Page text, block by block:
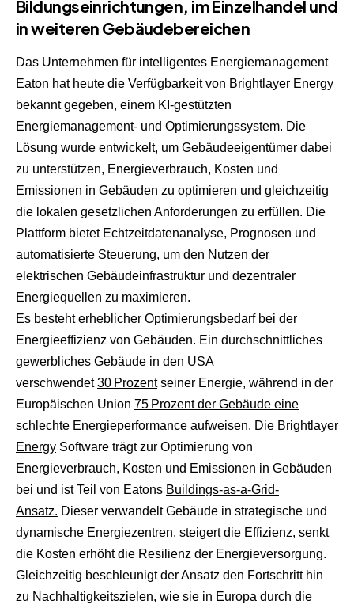
Bildungseinrichtungen, im Einzelhandel und
in weiteren Gebäudebereichen
Das Unternehmen für intelligentes Energiemanagement
Eaton hat heute die Verfügbarkeit von Brightlayer Energy
bekannt gegeben, einem KI‑gestützten
Energiemanagement- und Optimierungssystem. Die
Lösung wurde entwickelt, um Gebäudeeigentümer dabei
zu unterstützen, Energieverbrauch, Kosten und
Emissionen in Gebäuden zu optimieren und gleichzeitig
die lokalen gesetzlichen Anforderungen zu erfüllen. Die
Plattform bietet Echtzeitdatenanalyse, Prognosen und
automatisierte Steuerung, um den Nutzen der
elektrischen Gebäudeinfrastruktur und dezentraler
Energiequellen zu maximieren.
Es besteht erheblicher Optimierungsbedarf bei der
Energieeffizienz von Gebäuden. Ein durchschnittliches
gewerbliches Gebäude in den USA
verschwendet30 Prozentseiner Energie, während in der
Europäischen Union 75 Prozent der Gebäude eine
schlechte Energieperformance aufweisen. Die Brightlayer
Energy Software trägt zur Optimierung von
Energieverbrauch, Kosten und Emissionen in Gebäuden
bei und ist Teil von Eatons Buildings-as-a-Grid-
Ansatz. Dieser verwandelt Gebäude in strategische und
dynamische Energiezentren, steigert die Effizienz, senkt
die Kosten erhöht die Resilienz der Energieversorgung.
Gleichzeitig beschleunigt der Ansatz den Fortschritt hin
zu Nachhaltigkeitszielen, wie sie in Europa durch die